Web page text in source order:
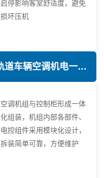
启停影响客室舒适度，避免
损坏压机
轨道车辆空调机电一体化技术
空调机组与控制柜形成一体
化组装，机组内部各部件、
电控组件采用模块化设计，
拆装简单可靠，方便维护